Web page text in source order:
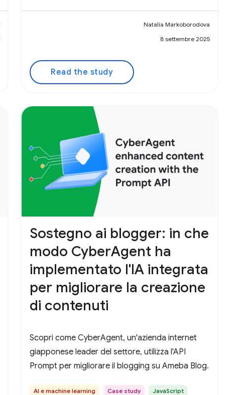
Natalia Markoborodova
8 settembre 2025
Read the study
Sostegno ai blogger: in che
modo CyberAgent ha
implementato l'IA integrata
per migliorare la creazione
di contenuti
Scopri come CyberAgent, un'azienda internet
giapponese leader del settore, utilizza l'API
Prompt per migliorare il blogging su Ameba Blog.
AI e machine learning Case study JavaScript